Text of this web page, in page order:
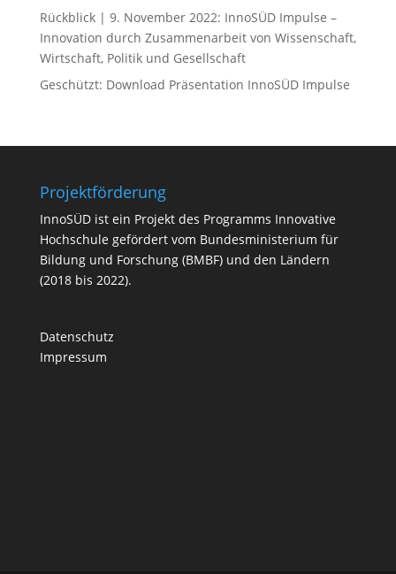
Rückblick | 9. November 2022: InnoSÜD Impulse –
Innovation durch Zusammenarbeit von Wissenschaft,
Wirtschaft, Politik und Gesellschaft
Geschützt: Download Präsentation InnoSÜD Impulse
Projektförderung
InnoSÜD ist ein Projekt des Programms Innovative
Hochschule gefördert vom Bundesministerium für
Bildung und Forschung (BMBF) und den Ländern
(2018 bis 2022).
Datenschutz
Impressum